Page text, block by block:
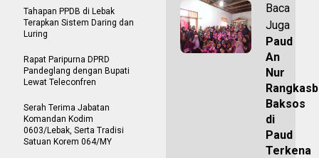
Baca
Juga
Paud
An
Nur
Baksos
di
Paud
Terkena
Tahapan PPDB di Lebak
Terapkan Sistem Daring dan
Luring
Rapat Paripurna DPRD
Pandeglang dengan Bupati
Lewat Teleconfren
Serah Terima Jabatan
Komandan Kodim
0603/Lebak, Serta Tradisi
Satuan Korem 064/MY